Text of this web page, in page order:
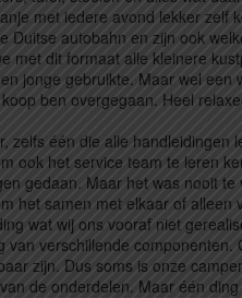
met iedere avond lekker zelf
Duitse autobahn en zijn ook
met dit formaat alle kleinere
jonge gebruikte. Maar wel
ben overgegaan. Heel
zelfs één die alle handleidingen
ook het service team te leren
gedaan. Maar het was nooit
het samen met elkaar of
wat wij ons vooraf niet
van verschillende
zijn. Dus soms is onze
de onderdelen. Maar één